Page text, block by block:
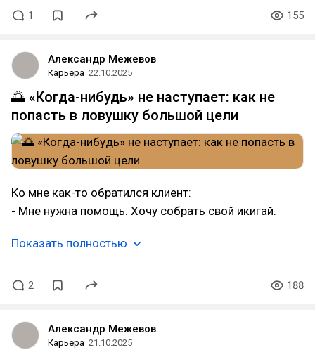
1 155
Александр Межевов
Карьера 22.10.2025
🌅 «Когда-нибудь» не наступает: как не
попасть в ловушку большой цели
Ко мне как-то обратился клиент:
- Мне нужна помощь. Хочу собрать свой икигай.
Показать полностью
2 188
Александр Межевов
Карьера 21.10.2025